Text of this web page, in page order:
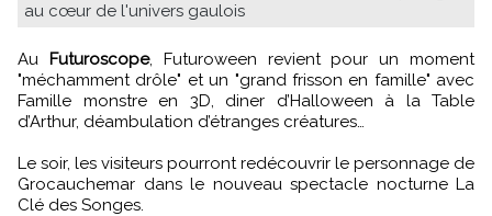
au cœur de l'univers gaulois
Au Futuroscope, Futuroween revient pour un moment
"méchamment drôle" et un "grand frisson en famille" avec
Famille monstre en 3D, diner d’Halloween à la Table
d’Arthur, déambulation d’étranges créatures…
Le soir, les visiteurs pourront redécouvrir le personnage de
Grocauchemar dans le nouveau spectacle nocturne La
Clé des Songes.